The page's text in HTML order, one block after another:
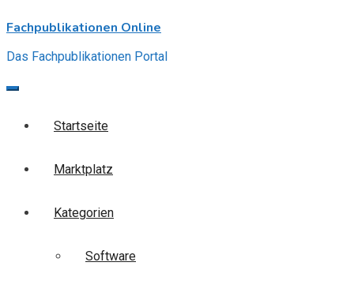
to
Fachpublikationen Online
Das Fachpublikationen Portal
Startseite
Marktplatz
Kategorien
Software